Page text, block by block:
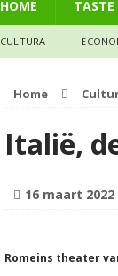
HOME
CULTURA
Home
Italië,
16 maart 2022
Romeins theater